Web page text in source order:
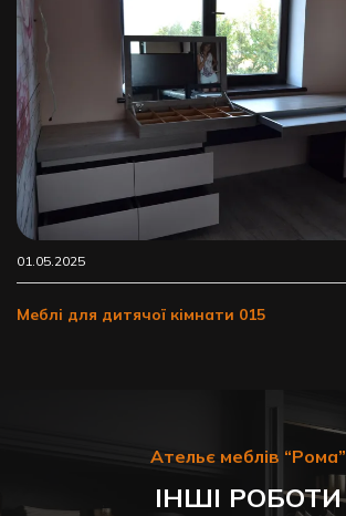
01.05.2025
Меблі для дитячої кімнати 015
Ательє меблів “Рома”
ІНШІ РОБОТИ